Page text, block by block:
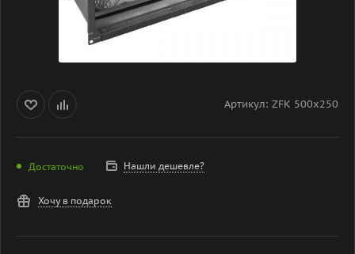
Артикул: ZFК 500x250
Достаточно Нашли дешевле?
Хочу в подарок